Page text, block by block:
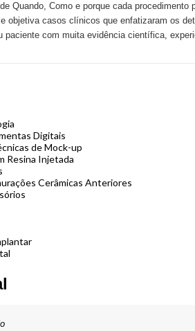
Quando, Como e porque cada procedimento
objetiva casos clínicos que enfatizaram os
paciente com muita evidência científica,
Digitais
de Mock-up
Resina Injetada
Cerâmicas Anteriores